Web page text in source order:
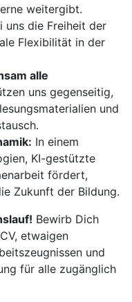
weitergibt.
uns die Freiheit der
Flexibilität in der
alle
uns gegenseitig,
und
In einem
KI-gestützte
fördert,
Zukunft der Bildung.
Bewirb Dich
etwaigen
und
für alle zugänglich